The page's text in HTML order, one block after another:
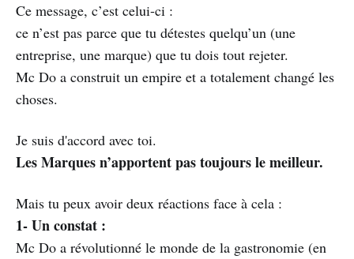
Ce message, c’est celui-ci :
ce n’est pas parce que tu détestes quelqu’un (une
entreprise, une marque) que tu dois tout rejeter.
Mc Do a construit un empire et a totalement changé les
choses.
Je suis d'accord avec toi.
Les Marques n’apportent pas toujours le meilleur.
Mais tu peux avoir deux réactions face à cela :
1- Un constat :
Mc Do a révolutionné le monde de la gastronomie (en